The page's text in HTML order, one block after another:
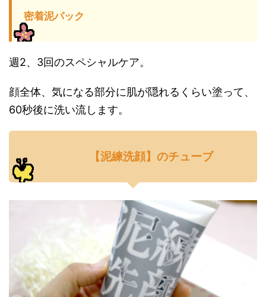
密着泥パック
週2、3回のスペシャルケア。
顔全体、気になる部分に肌が隠れるくらい塗って、
60秒後に洗い流します。
【泥練洗顔】のチューブ